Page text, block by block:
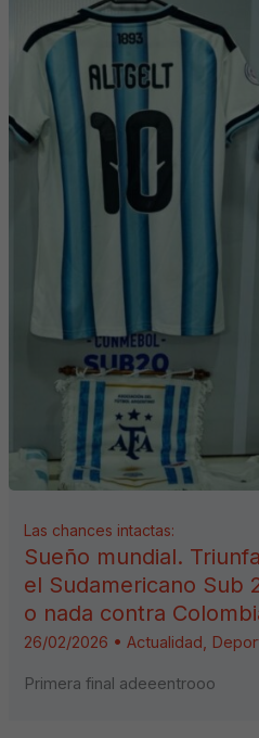
Las chances intactas:
Sueño mundial.
el Sudamericano Sub
o nada contra
26/02/2026 •Actualidad
Primera final adeeentrooo